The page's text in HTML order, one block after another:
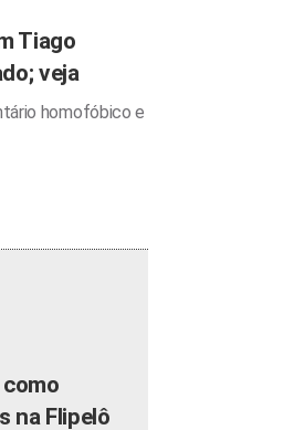
Tiago
veja
homofóbico e
na Flipelô